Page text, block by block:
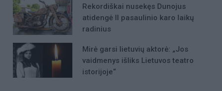
Rekordiškai nusekęs Dunojus
atidengė II pasaulinio karo laikų
radinius
Mirė garsi lietuvių aktorė: „Jos
vaidmenys išliks Lietuvos teatro
istorijoje“